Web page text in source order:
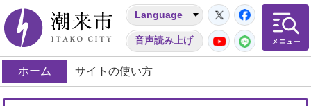
潮来市
Language
音声読み上げ
Twitter
YouTube
LINE
ホーム サイトの使い方